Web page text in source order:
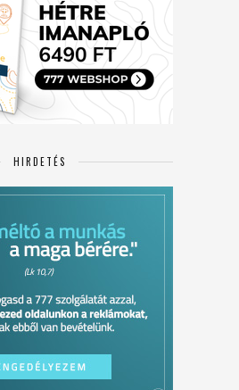
HIRDETÉS